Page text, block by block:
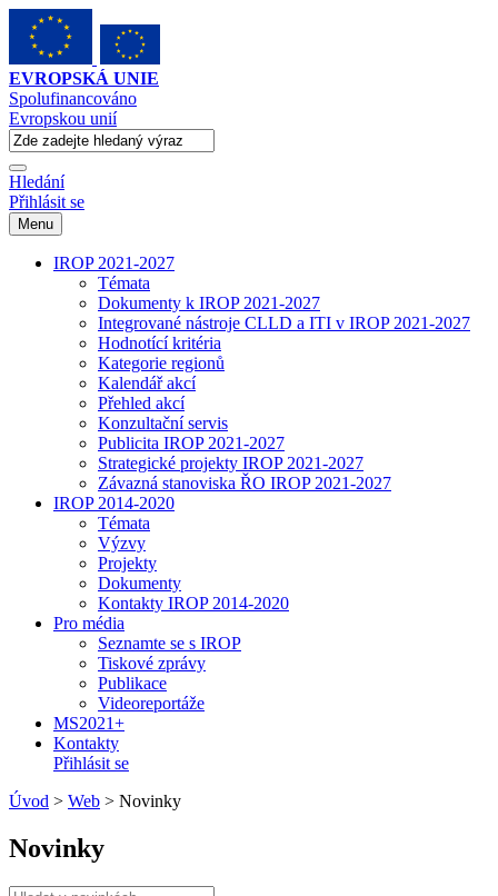
EVROPSKÁ UNIE
Spolufinancováno
Evropskou unií
Hledání
Přihlásit se
Menu
IROP 2021-2027
Témata
Dokumenty k IROP 2021-2027
Integrované nástroje CLLD a ITI v IROP 2021-2027
Hodnotící kritéria
Kategorie regionů
Kalendář akcí
Přehled akcí
Konzultační servis
Publicita IROP 2021-2027
Strategické projekty IROP 2021-2027
Závazná stanoviska ŘO IROP 2021-2027
IROP 2014-2020
Témata
Výzvy
Projekty
Dokumenty
Kontakty IROP 2014-2020
Pro média
Seznamte se s IROP
Tiskové zprávy
Publikace
Videoreportáže
MS2021+
Kontakty
Přihlásit se
Úvod > Web > Novinky
Novinky